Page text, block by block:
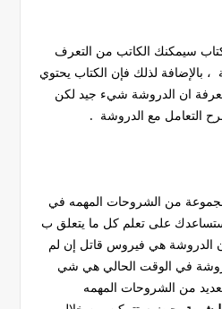
سيمكنك الكاتب من التعرف
بالإضافة لذلك فإن الكتاب يحتوي
ان الدروشة شيء جيد لكن
التعامل مع الدروشة .
من الشروحات المهمه في
على تعلم كل ما يتعلق ب
الدروشة هي فيروس قاتل إن لم
في الوقت الحالي هي شي
من الشروحات المهمه